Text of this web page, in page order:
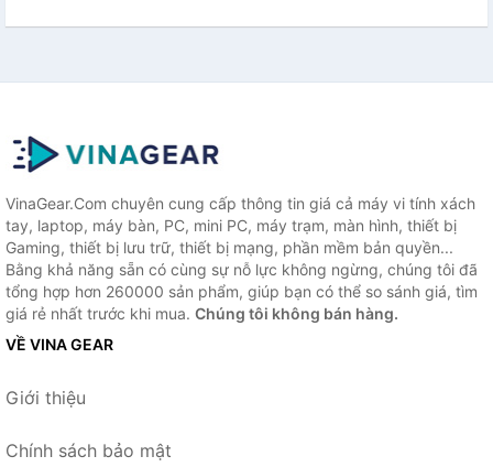
VinaGear.Com chuyên cung cấp thông tin giá cả máy vi tính xách
tay, laptop, máy bàn, PC, mini PC, máy trạm, màn hình, thiết bị
Gaming, thiết bị lưu trữ, thiết bị mạng, phần mềm bản quyền...
Bằng khả năng sẵn có cùng sự nỗ lực không ngừng, chúng tôi đã
tổng hợp hơn 260000 sản phẩm, giúp bạn có thể so sánh giá, tìm
giá rẻ nhất trước khi mua. Chúng tôi không bán hàng.
VỀ VINA GEAR
Giới thiệu
Chính sách bảo mật